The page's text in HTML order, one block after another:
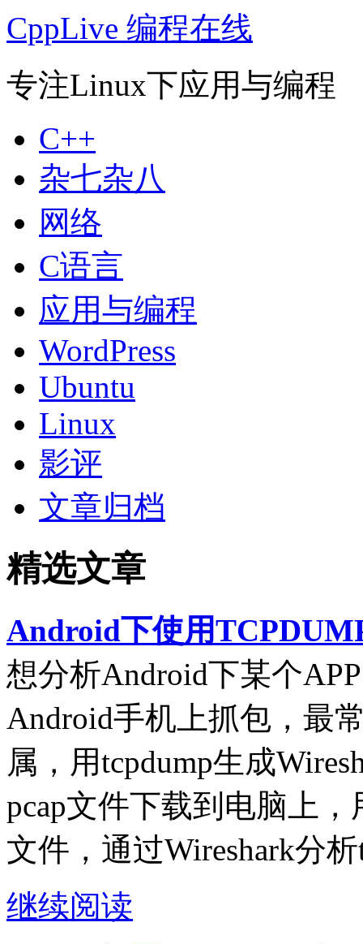
CppLive 编程在线
专注Linux下应用与编程
C++
杂七杂八
网络
C语言
应用与编程
WordPress
Ubuntu
Linux
影评
文章归档
精选文章
Android下使用
想分析Android下某个
Android手机上抓包，最
属，用tcpdump生成
pcap文件下载到电脑上，
文件，通过Wireshark分
继续阅读